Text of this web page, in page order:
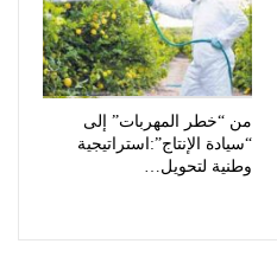
من “خطر المهربات” إلى
“سيادة الإنتاج”:استراتيجية
وطنية لتحويل…